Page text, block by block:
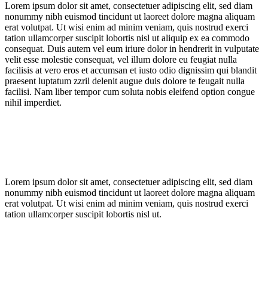
Lorem ipsum dolor sit amet, consectetuer adipiscing elit, sed diam
nonummy nibh euismod tincidunt ut laoreet dolore magna aliquam
erat volutpat. Ut wisi enim ad minim veniam, quis nostrud exerci
tation ullamcorper suscipit lobortis nisl ut aliquip ex ea commodo
consequat. Duis autem vel eum iriure dolor in hendrerit in vulputate
velit esse molestie consequat, vel illum dolore eu feugiat nulla
facilisis at vero eros et accumsan et iusto odio dignissim qui blandit
praesent luptatum zzril delenit augue duis dolore te feugait nulla
facilisi. Nam liber tempor cum soluta nobis eleifend option congue
nihil imperdiet.
Lorem ipsum dolor sit amet, consectetuer adipiscing elit, sed diam
nonummy nibh euismod tincidunt ut laoreet dolore magna aliquam
erat volutpat. Ut wisi enim ad minim veniam, quis nostrud exerci
tation ullamcorper suscipit lobortis nisl ut.